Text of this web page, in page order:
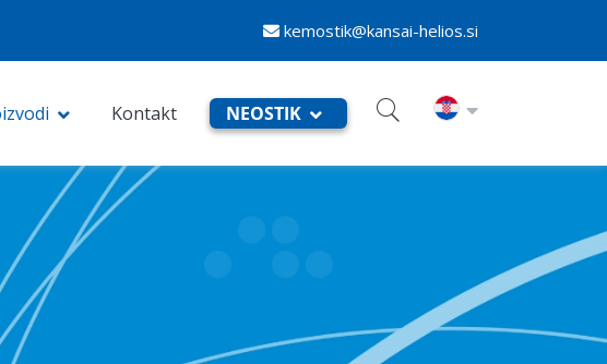
kemostik@kansai-helios.si
Kontakt NEOSTIK